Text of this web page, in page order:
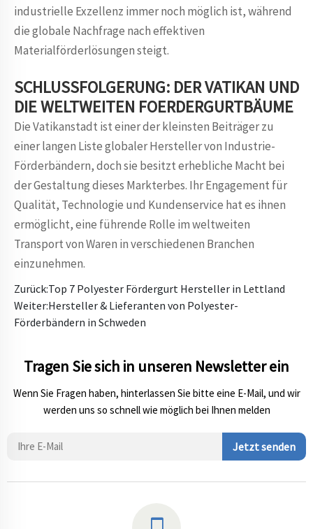
industrielle Exzellenz immer noch möglich ist, während
die globale Nachfrage nach effektiven
Materialförderlösungen steigt.
SCHLUSSFOLGERUNG: DER VATIKAN UND
DIE WELTWEITEN FOERDERGURTBÄUME
Die Vatikanstadt ist einer der kleinsten Beiträger zu
einer langen Liste globaler Hersteller von Industrie-
Förderbändern, doch sie besitzt erhebliche Macht bei
der Gestaltung dieses Markterbes. Ihr Engagement für
Qualität, Technologie und Kundenservice hat es ihnen
ermöglicht, eine führende Rolle im weltweiten
Transport von Waren in verschiedenen Branchen
einzunehmen.
Zurück:Top 7 Polyester Fördergurt Hersteller in Lettland
Weiter:Hersteller & Lieferanten von Polyester-
Förderbändern in Schweden
Tragen Sie sich in unseren Newsletter ein
Wenn Sie Fragen haben, hinterlassen Sie bitte eine E-Mail, und wir
werden uns so schnell wie möglich bei Ihnen melden
Jetzt senden